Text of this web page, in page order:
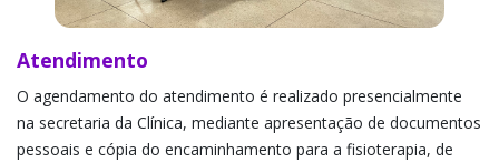
Atendimento
O agendamento do atendimento é realizado presencialmente
na secretaria da Clínica, mediante apresentação de documentos
pessoais e cópia do encaminhamento para a fisioterapia, de